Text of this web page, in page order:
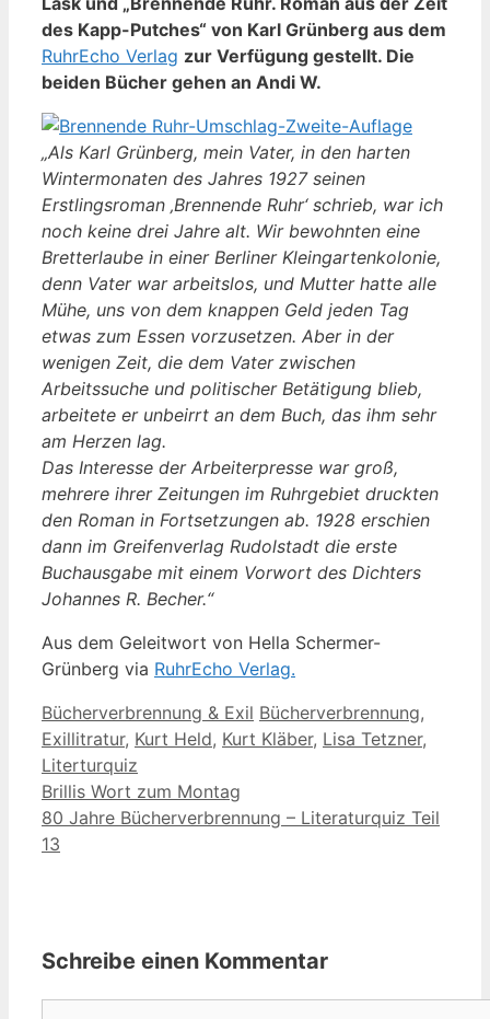
des Kapp-Putches“ von Karl Grünberg aus dem
RuhrEcho Verlag zur Verfügung gestellt. Die
beiden Bücher gehen an Andi W.
„Als Karl Grünberg, mein Vater, in den harten
Wintermonaten des Jahres 1927 seinen
Erstlingsroman ‚Brennende Ruhr‘ schrieb, war ich
noch keine drei Jahre alt. Wir bewohnten eine
Bretterlaube in einer Berliner Kleingartenkolonie,
denn Vater war arbeitslos, und Mutter hatte alle
Mühe, uns von dem knappen Geld jeden Tag
etwas zum Essen vorzusetzen. Aber in der
wenigen Zeit, die dem Vater zwischen
Arbeitssuche und politischer Betätigung blieb,
arbeitete er unbeirrt an dem Buch, das ihm sehr
am Herzen lag.
Das Interesse der Arbeiterpresse war groß,
mehrere ihrer Zeitungen im Ruhrgebiet druckten
den Roman in Fortsetzungen ab. 1928 erschien
dann im Greifenverlag Rudolstadt die erste
Buchausgabe mit einem Vorwort des Dichters
Johannes R. Becher.“
Aus dem Geleitwort von Hella Schermer-
Grünberg via RuhrEcho Verlag.
Kategorien
Bücherverbrennung & Exil Schlagwörter
Bücherverbrennung,
Exillitratur, Kurt Held, Kurt Kläber, Lisa Tetzner,
Literturquiz
Brillis Wort zum Montag
80 Jahre Bücherverbrennung – Literaturquiz Teil
13
Schreibe einen Kommentar